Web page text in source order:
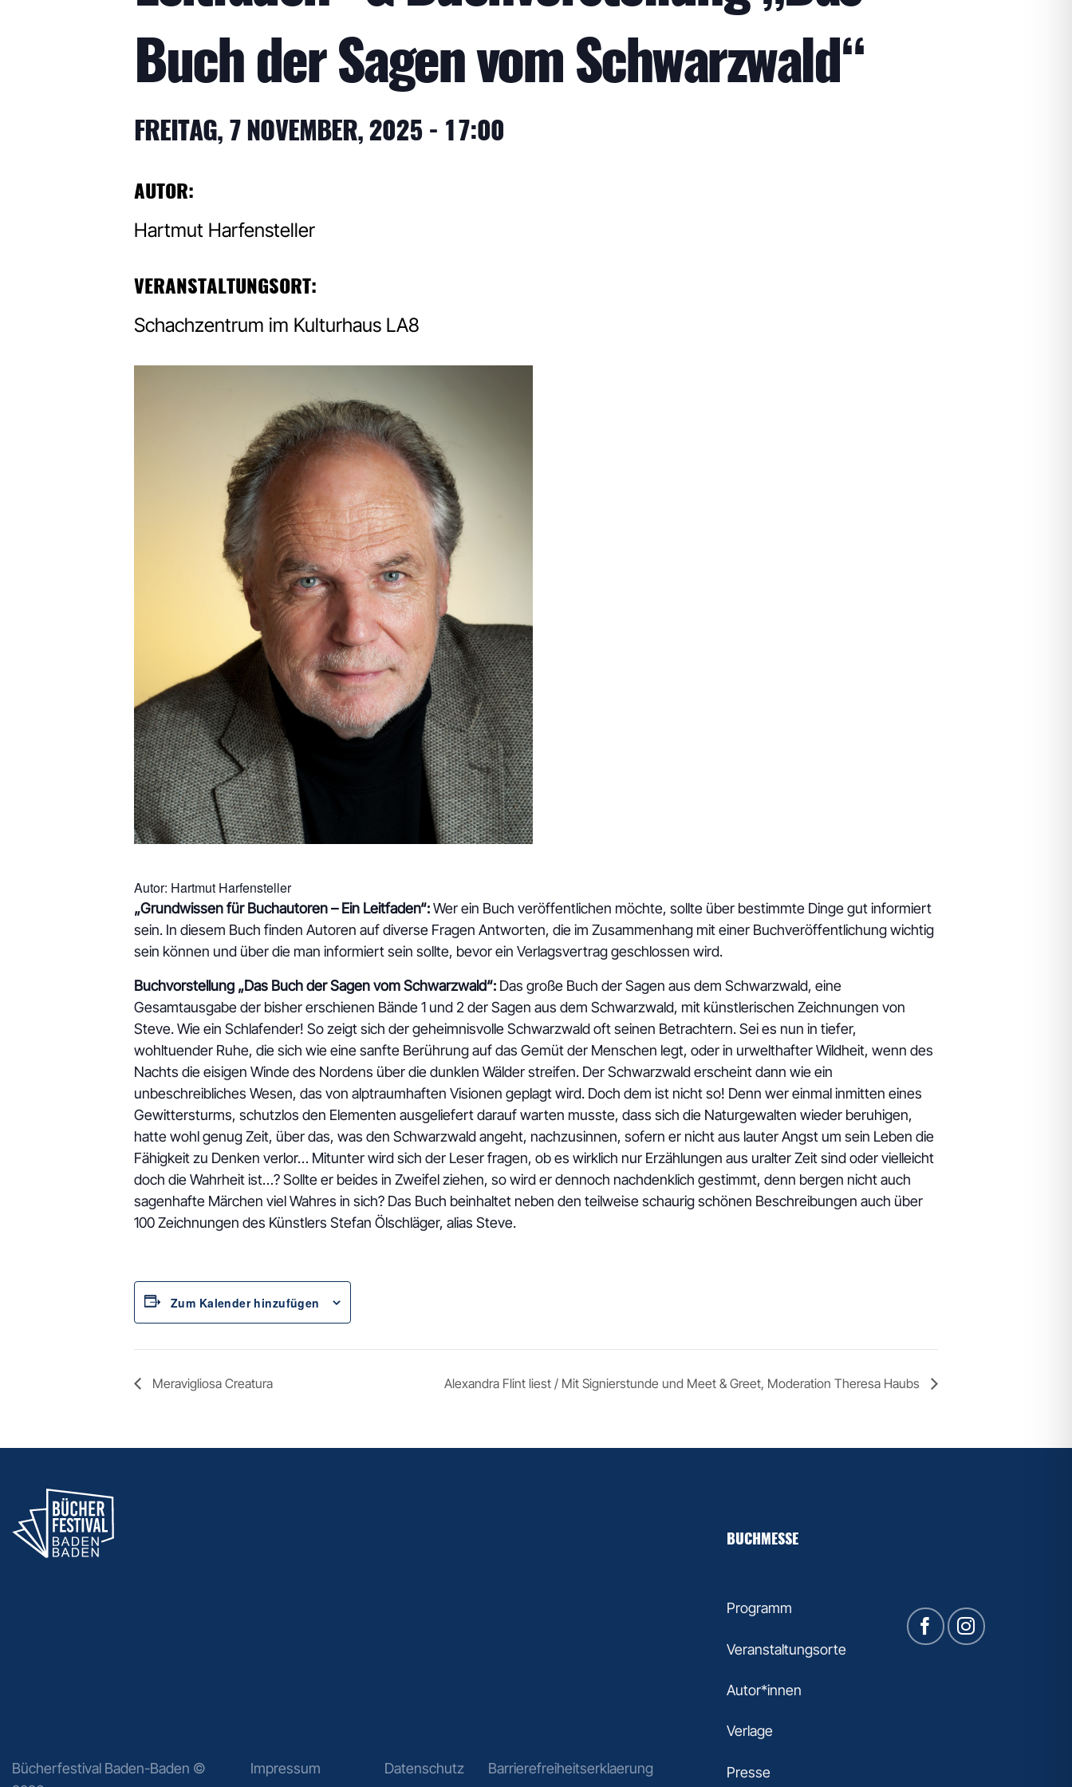
Buch der Sagen vom Schwarzwald“
FREITAG, 7 NOVEMBER, 2025 - 17:00
AUTOR:
Hartmut Harfensteller
VERANSTALTUNGSORT:
Schachzentrum im Kulturhaus LA8
Autor: Hartmut Harfensteller
„Grundwissen für Buchautoren – Ein Leitfaden“:Wer ein Buch veröffentlichen möchte, sollte über bestimmte Dinge gut informiert
sein. In diesem Buch finden Autoren auf diverse Fragen Antworten, die im Zusammenhang mit einer Buchveröffentlichung wichtig
sein können und über die man informiert sein sollte, bevor ein Verlagsvertrag geschlossen wird.
Buchvorstellung „Das Buch der Sagen vom Schwarzwald“: Das große Buch der Sagen aus dem Schwarzwald, eine
Gesamtausgabe der bisher erschienen Bände 1 und 2 der Sagen aus dem Schwarzwald, mit künstlerischen Zeichnungen von
Steve. Wie ein Schlafender! So zeigt sich der geheimnisvolle Schwarzwald oft seinen Betrachtern. Sei es nun in tiefer,
wohltuender Ruhe, die sich wie eine sanfte Berührung auf das Gemüt der Menschen legt, oder in urwelthafter Wildheit, wenn des
Nachts die eisigen Winde des Nordens über die dunklen Wälder streifen. Der Schwarzwald erscheint dann wie ein
unbeschreibliches Wesen, das von alptraumhaften Visionen geplagt wird. Doch dem ist nicht so! Denn wer einmal inmitten eines
Gewittersturms, schutzlos den Elementen ausgeliefert darauf warten musste, dass sich die Naturgewalten wieder beruhigen,
hatte wohl genug Zeit, über das, was den Schwarzwald angeht, nachzusinnen, sofern er nicht aus lauter Angst um sein Leben die
Fähigkeit zu Denken verlor… Mitunter wird sich der Leser fragen, ob es wirklich nur Erzählungen aus uralter Zeit sind oder vielleicht
doch die Wahrheit ist…? Sollte er beides in Zweifel ziehen, so wird er dennoch nachdenklich gestimmt, denn bergen nicht auch
sagenhafte Märchen viel Wahres in sich? Das Buch beinhaltet neben den teilweise schaurig schönen Beschreibungen auch über
100 Zeichnungen des Künstlers Stefan Ölschläger, alias Steve.
Zum Kalender hinzufügen
Meravigliosa Creatura Alexandra Flint liest / Mit Signierstunde und Meet & Greet, Moderation Theresa Haubs
Bücherfestival Baden-Baden ©
Impressum Datenschutz Barrierefreiheitserklaerung
BUCHMESSE
Programm
Veranstaltungsorte
Autor*innen
Verlage
Presse